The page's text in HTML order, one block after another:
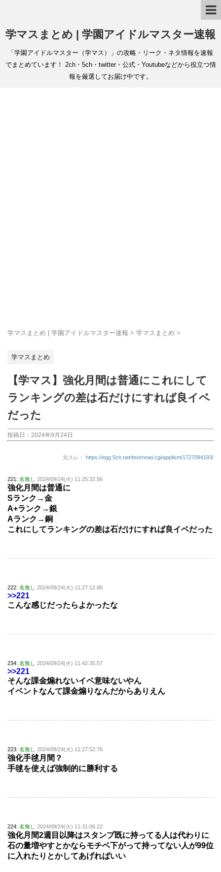
学マスまとめ | 学園アイドルマスター速報
「学園アイドルマスター（学マス）」の攻略・リーク・ネタ情報を速報
でまとめています！ 2ch・5ch・twitter・公式・Youtubeなどから役立つ情
報を厳選してお届け中です。
学マスまとめ | 学園アイドルマスター速報 > 学マスまとめ >
学マスまとめ
【学マス】強化月間は普通にこれにして
ランキングの差は石だけにすれば良イベ
だった
投稿日： 2024年9月24日
元スレ： https://egg.5ch.net/test/read.cgi/applism/1727094193/
221: 名無し 2024/09/24(火) 11:25:32.56
強化月間は普通に
Sランク→金
A+ランク→銀
Aランク→銅
これにしてランキングの差は石だけにすれば良イベだった
222: 名無し 2024/09/24(火) 11:27:12.86
>>221
こんな感じだったらよかったな
234: 名無し 2024/09/24(火) 11:42:35.57
>>221
そんな課金煽れないイベ意味ないやん
イベントなんて課金煽りなんだからありえん
223: 名無し 2024/09/24(火) 11:27:52.76
強化手毬月間？
手毬を使えば強制的に勝利する
224: 名無し 2024/09/24(火) 11:31:06.22
強化月間2週目以降はスタンプ既に持ってる人は代わりに
石の量増やすとかならモチベ下がって持ってない人が99位
に入れたりとかしてあげればいい